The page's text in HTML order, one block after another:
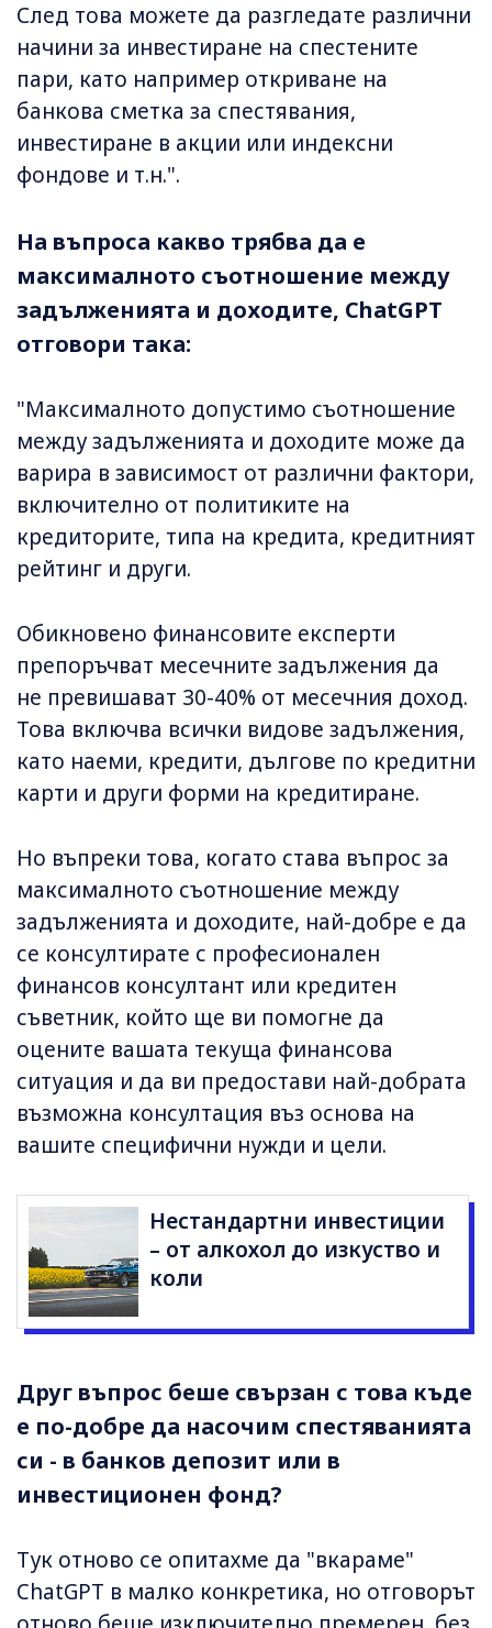
След това можете да разгледате различни
начини за инвестиране на спестените
пари, като например откриване на
банкова сметка за спестявания,
инвестиране в акции или индексни
фондове и т.н.".
На въпроса какво трябва да е
максималното съотношение между
задълженията и доходите, ChatGPT
отговори така:
"Максималното допустимо съотношение
между задълженията и доходите може да
варира в зависимост от различни фактори,
включително от политиките на
кредиторите, типа на кредита, кредитният
рейтинг и други.
Обикновено финансовите експерти
препоръчват месечните задължения да
не превишават 30-40% от месечния доход.
Това включва всички видове задължения,
като наеми, кредити, дългове по кредитни
карти и други форми на кредитиране.
Но въпреки това, когато става въпрос за
максималното съотношение между
задълженията и доходите, най-добре е да
се консултирате с професионален
финансов консултант или кредитен
съветник, който ще ви помогне да
оцените вашата текуща финансова
ситуация и да ви предостави най-добрата
възможна консултация въз основа на
вашите специфични нужди и цели.
Нестандартни инвестиции
– от алкохол до изкуство и
коли
Друг въпрос беше свързан с това къде
е по-добре да насочим спестяванията
си - в банков депозит или в
инвестиционен фонд?
Тук отново се опитахме да "вкараме"
ChatGPT в малко конкретика, но отговорът